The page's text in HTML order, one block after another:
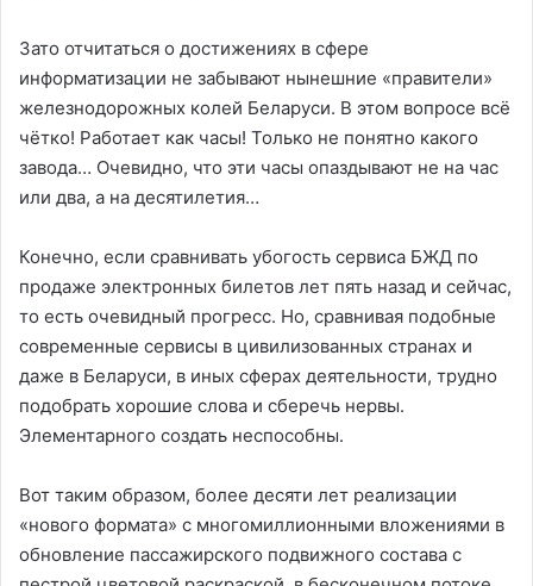
Зато отчитаться о достижениях в сфере
информатизации не забывают нынешние «правители»
железнодорожных колей Беларуси. В этом вопросе всё
чётко! Работает как часы! Только не понятно какого
завода… Очевидно, что эти часы опаздывают не на час
или два, а на десятилетия…
Конечно, если сравнивать убогость сервиса БЖД по
продаже электронных билетов лет пять назад и сейчас,
то есть очевидный прогресс. Но, сравнивая подобные
современные сервисы в цивилизованных странах и
даже в Беларуси, в иных сферах деятельности, трудно
подобрать хорошие слова и сберечь нервы.
Элементарного создать неспособны.
Вот таким образом, более десяти лет реализации
«нового формата» с многомиллионными вложениями в
обновление пассажирского подвижного состава с